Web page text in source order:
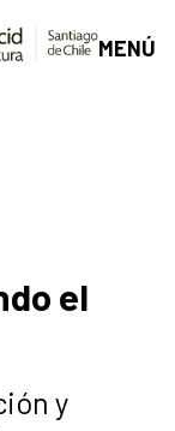
MENÚ
el
y